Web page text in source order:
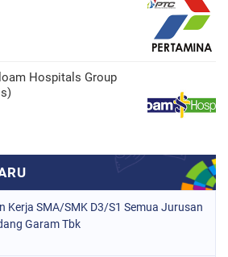
Hospitals Group
Kerja SMA/SMK D3/S1 Semua Jurusan
Garam Tbk